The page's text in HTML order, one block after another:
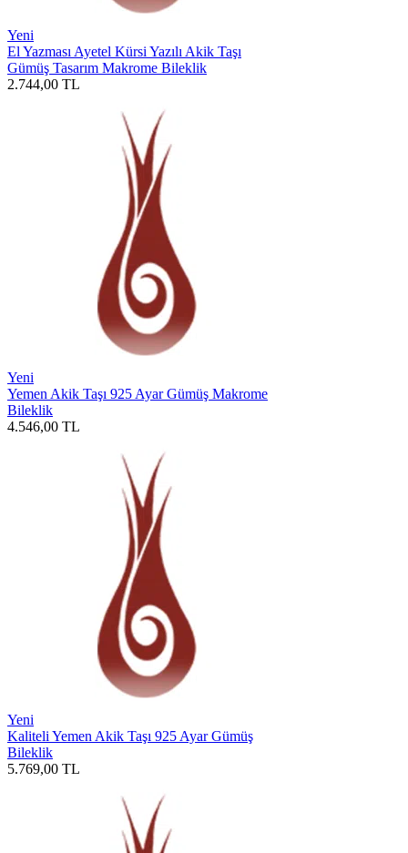
Yeni
El Yazması Ayetel Kürsi Yazılı Akik Taşı
Gümüş Tasarım Makrome Bileklik
2.744,00 TL
Yeni
Yemen Akik Taşı 925 Ayar Gümüş Makrome
Bileklik
4.546,00 TL
Yeni
Kaliteli Yemen Akik Taşı 925 Ayar Gümüş
Bileklik
5.769,00 TL